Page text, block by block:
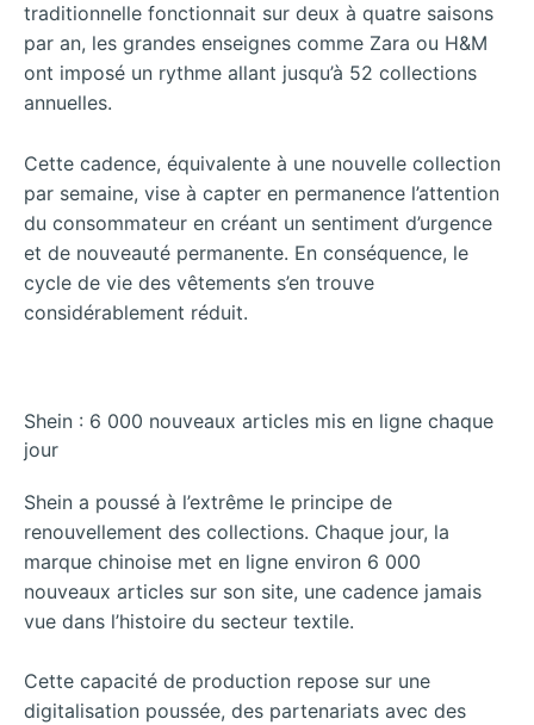
traditionnelle fonctionnait sur deux à quatre saisons
par an, les grandes enseignes comme Zara ou H&M
ont imposé un rythme allant jusqu’à 52 collections
annuelles.
Cette cadence, équivalente à une nouvelle collection
par semaine, vise à capter en permanence l’attention
du consommateur en créant un sentiment d’urgence
et de nouveauté permanente. En conséquence, le
cycle de vie des vêtements s’en trouve
considérablement réduit.
Shein : 6 000 nouveaux articles mis en ligne chaque
jour
Shein a poussé à l’extrême le principe de
renouvellement des collections. Chaque jour, la
marque chinoise met en ligne environ 6 000
nouveaux articles sur son site, une cadence jamais
vue dans l’histoire du secteur textile.
Cette capacité de production repose sur une
digitalisation poussée, des partenariats avec des